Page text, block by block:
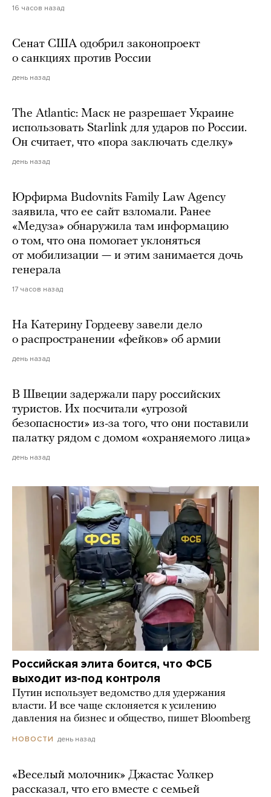
16 часов назад
Сенат США одобрил законопроект
о санкциях против России
день назад
The Atlantic: Маск не разрешает Украине
использовать Starlink для ударов по России.
Он считает, что «пора заключать сделку»
день назад
Юрфирма Budovnits Family Law Agency
заявила, что ее сайт взломали. Ранее
«Медуза» обнаружила там информацию
о том, что она помогает уклоняться
от мобилизации — и этим занимается дочь
генерала
17 часов назад
На Катерину Гордееву завели дело
о распространении «фейков» об армии
день назад
В Швеции задержали пару российских
туристов. Их посчитали «угрозой
безопасности» из-за того, что они поставили
палатку рядом с домом «охраняемого лица»
день назад
Российская элита боится, что ФСБ
выходит из-под контроля
Путин использует ведомство для удержания
власти. И все чаще склоняется к усилению
давления на бизнес и общество, пишет Bloomberg
НОВОСТИ день назад
«Веселый молочник» Джастас Уолкер
рассказал, что его вместе с семьей